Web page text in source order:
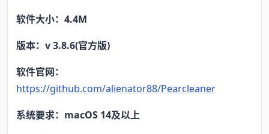
软件大小：4.4M
版本：v 3.8.6(官方版)
软件官网：
https://github.com/alienator88/Pearcleaner
系统要求：macOS 14及以上